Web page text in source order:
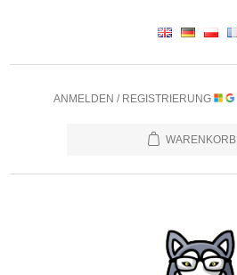
ANMELDEN / REGISTRIERUNG
WARENKORB